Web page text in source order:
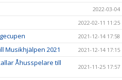
2022-03-04
2022-02-11 11:25
2021-12-14 17:58
Musikhjälpen 2021 2021-12-14 17:15
Åhusspelare till
2021-11-25 17:57